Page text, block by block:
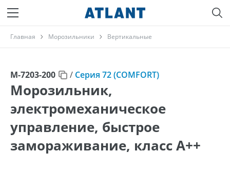
Главная Морозильники Вертикальные
М-7203-200 / Серия 72 (COMFORT)
Морозильник,
электромеханическое
управление, быстрое
замораживание, класс A++